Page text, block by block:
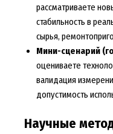
рассматриваете
стабильность в
сырья,
Мини-сценарий
оцениваете
валидация
допустимость
Научные